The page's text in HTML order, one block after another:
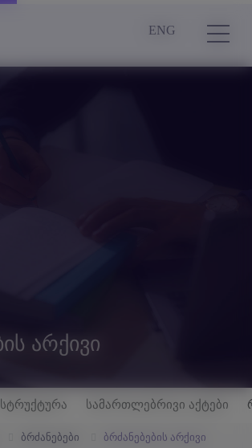
ENG
არქივი
სტრუქტურა სამართლებრივი აქტები
ბრძანებები ბრძანებების არქივი